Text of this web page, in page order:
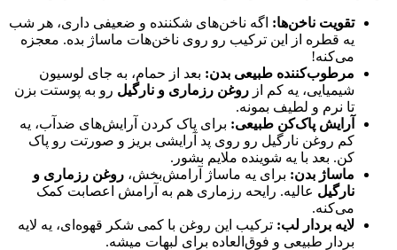
تقویت ناخن‌ها: اگه ناخن‌های شکننده و ضعیفی داری، هر شب
یه قطره از این ترکیب رو روی ناخن‌هات ماساژ بده. معجزه
می‌کنه!
مرطوب‌کننده طبیعی بدن: بعد از حمام، به جای لوسیون
شیمیایی، یه کم از روغن رزماری و نارگیل رو به پوستت بزن
تا نرم و لطیف بمونه.
آرایش پاک‌کن طبیعی: برای پاک کردن آرایش‌های ضدآب، یه
کم روغن نارگیل رو روی پد آرایشی بریز و صورتت رو پاک
کن. بعد با یه شوینده ملایم بشور.
ماساژ بدن: برای یه ماساژ آرامش‌بخش، روغن رزماری و
نارگیل عالیه. رایحه رزماری هم به آرامش اعصابت کمک
می‌کنه.
لایه بردار لب: ترکیب این روغن با کمی شکر قهوه‌ای، یه لایه
بردار طبیعی و فوق‌العاده برای لبهات میشه.